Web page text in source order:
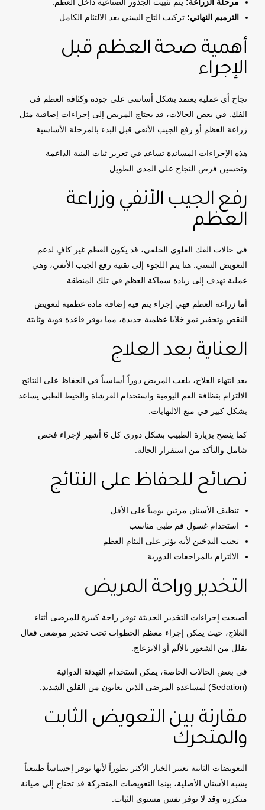
مرحلة الزراعة: يتم تثبيت الجذور الصناعية داخل العظم.
الترميم النهائي: تركيب التاج السني بعد الالتئام الكامل.
أهمية صحة العظم قبل
الإجراء
نجاح أي عملية يعتمد بشكل أساسي على جودة وكثافة العظم في
الفك. في بعض الحالات، قد يحتاج المريض إلى إجراءات إضافية مثل
زراعة العظم أو رفع الجيب الأنفي قبل البدء بالمرحلة الأساسية.
هذه الإجراءات المساندة تساعد في تعزيز ثبات البنية الداعمة
وتحسين فرص النجاح على المدى الطويل.
رفع الجيب الأنفي وزراعة
العظم
في حالات الفك العلوي الخلفي، قد يكون العظم غير كافٍ لدعم
التعويض السني. هنا يتم اللجوء إلى تقنية رفع الجيب الأنفي، وهي
عملية تهدف إلى زيادة سماكة العظم في تلك المنطقة.
أما زراعة العظم فهي إجراء يتم فيه إضافة مادة عظمية لتعويض
النقص وتحفيز نمو خلايا عظمية جديدة، مما يوفر قاعدة قوية وثابتة.
العناية بعد العلاج
بعد انتهاء العلاج، يلعب المريض دوراً أساسياً في الحفاظ على النتائج.
الالتزام بنظافة الفم اليومية واستخدام الفرشاة والخيط الطبي يساعد
بشكل كبير في منع الالتهابات.
كما ينصح بزيارة الطبيب بشكل دوري كل 6 أشهر لإجراء فحص
شامل والتأكد من استقرار الحالة.
نصائح للحفاظ على النتائج
تنظيف الأسنان مرتين يومياً على الأقل
استخدام غسول فم طبي مناسب
تجنب التدخين لأنه يؤثر على التئام العظم
الالتزام بالمراجعات الدورية
التخدير وراحة المريض
أصبحت إجراءات التخدير الحديثة توفر راحة كبيرة للمرضى أثناء
العلاج، حيث يمكن إجراء معظم الخطوات تحت تخدير موضعي فعال
يقلل من الشعور بالألم أو الانزعاج.
في بعض الحالات الخاصة، يمكن استخدام التهدئة الدوائية
(Sedation) لمساعدة المرضى الذين يعانون من القلق الشديد.
مقارنة بين التعويض الثابت
والمتحرك
التعويضات الثابتة تعتبر الخيار الأكثر تطوراً لأنها توفر إحساساً طبيعياً
يشبه الأسنان الأصلية، بينما التعويضات المتحركة قد تحتاج إلى صيانة
متكررة وقد لا توفر نفس مستوى الثبات.